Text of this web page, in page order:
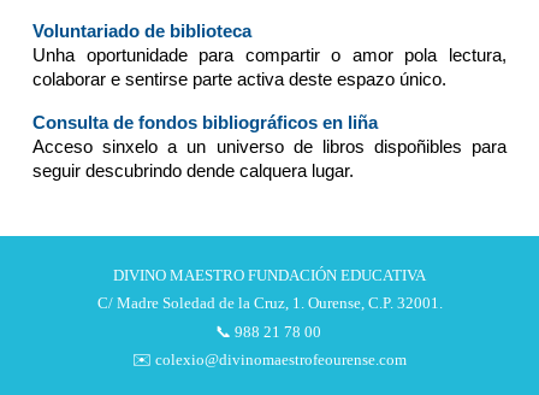
Voluntariado de biblioteca
Unha oportunidade para compartir o amor pola lectura,
colaborar e sentirse parte activa deste espazo único.
Consulta de fondos bibliográficos en liña
Acceso sinxelo a un universo de libros dispoñibles para
seguir descubrindo dende calquera lugar.
DIVINO MAESTRO FUNDACIÓN EDUCATIVA
C/ Madre Soledad de la Cruz, 1. Ourense, C.P. 32001.
📞 988 21 78 00
✉️ colexio@divinomaestrofeourense.com